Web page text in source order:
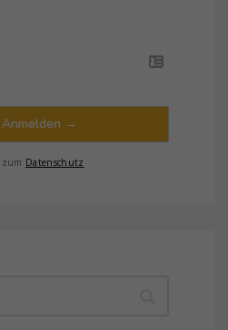
Anmelden →
Datenschutz